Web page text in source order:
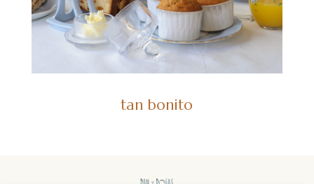
tan bonito